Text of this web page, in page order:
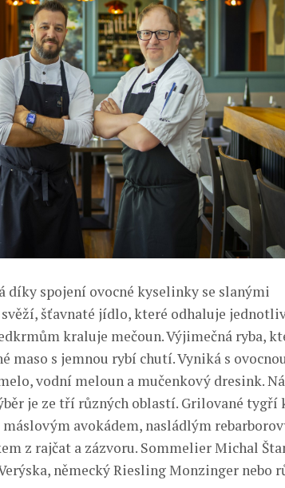
díky spojení ovocné kyselinky se slanými
šťavnaté jídlo, které odhaluje
kraluje mečoun. Výjimečná ryba,
maso s jemnou rybí chutí. Vyniká s
vodní meloun a mučenkový dresink.
je ze tří různých oblastí. Grilované tygří
avokádem, nasládlým
z rajčat a zázvoru. Sommelier Michal
německý Riesling Monzinger nebo